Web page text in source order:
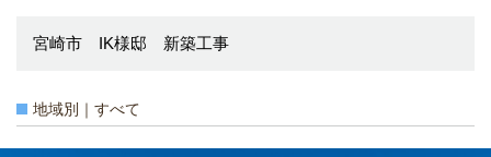
宮崎市 IK様邸 新築工事
地域別｜すべて